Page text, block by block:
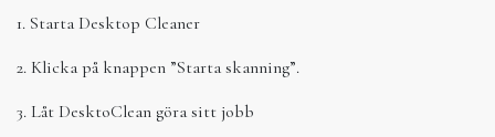
1. Starta Desktop Cleaner
2. Klicka på knappen ”Starta skanning”.
3. Låt DesktoClean göra sitt jobb